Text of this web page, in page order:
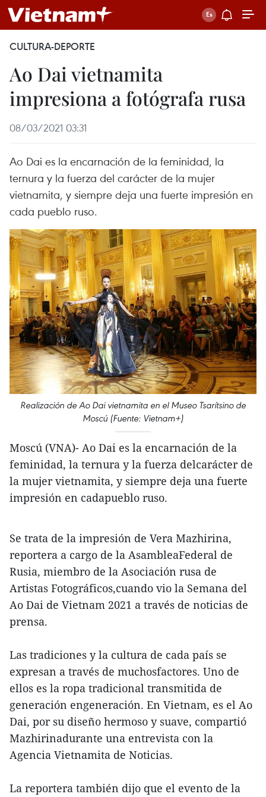
CULTURA-DEPORTE
Ao Dai vietnamita
impresiona a fotógrafa rusa
08/03/2021 03:31
Ao Dai es la encarnación de la feminidad, la
ternura y la fuerza del carácter de la mujer
vietnamita, y siempre deja una fuerte impresión en
cada pueblo ruso.
Realización de Ao Dai vietnamita en el Museo Tsarítsino de
Moscú (Fuente: Vietnam+)
Moscú (VNA)- Ao Dai es la encarnación de la
feminidad, la ternura y la fuerza delcarácter de
la mujer vietnamita, y siempre deja una fuerte
impresión en cadapueblo ruso.
Se trata de la impresión de Vera Mazhirina,
reportera a cargo de la AsambleaFederal de
Rusia, miembro de la Asociación rusa de
Artistas Fotográficos,cuando vio la Semana del
Ao Dai de Vietnam 2021 a través de noticias de
prensa.
Las tradiciones y la cultura de cada país se
expresan a través de muchosfactores. Uno de
ellos es la ropa tradicional transmitida de
generación engeneración. En Vietnam, es el Ao
Dai, por su diseño hermoso y suave, compartió
Mazhirinadurante una entrevista con la
Agencia Vietnamita de Noticias.
La reportera también dijo que el evento de la